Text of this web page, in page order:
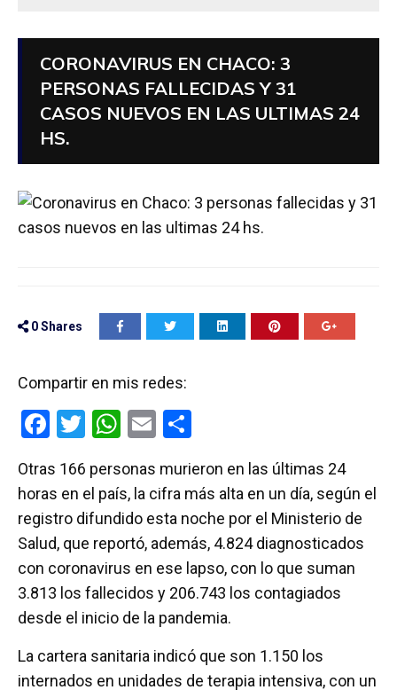
CORONAVIRUS EN CHACO: 3
PERSONAS FALLECIDAS Y 31
CASOS NUEVOS EN LAS ULTIMAS 24
HS.
0Shares
Compartir en mis redes:
F
ce
b
o
o
k
T
tt
er
W
at
s
A
p
p
E
ail m
p
ar
tir
Otras 166 personas murieron en las últimas 24
horas en el país, la cifra más alta en un día, según el
registro difundido esta noche por el Ministerio de
Salud, que reportó, además, 4.824 diagnosticados
con coronavirus en ese lapso, con lo que suman
3.813 los fallecidos y 206.743 los contagiados
desde el inicio de la pandemia.
La cartera sanitaria indicó que son 1.150 los
internados en unidades de terapia intensiva, con un